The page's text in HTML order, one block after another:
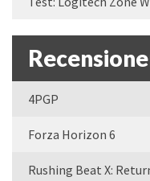
4PGP
Forza Horizon 6
Rushing Beat X: